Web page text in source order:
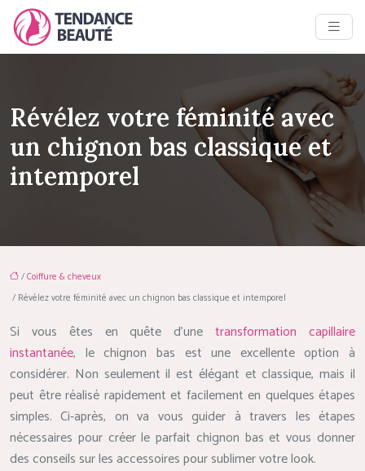
Révélez votre féminité avec
un chignon bas classique et
intemporel
/Coiffure & cheveux
/ Révélez votre féminité avec un chignon bas classique et intemporel
Si vous êtes en quête d’unetransformation capillaire
instantanée, le chignon bas est une excellente option à
considérer. Non seulement il est élégant et classique, mais il
peut être réalisé rapidement et facilement en quelques étapes
simples. Ci-après, on va vous guider à travers les étapes
nécessaires pour créer le parfait chignon bas et vous donner
des conseils sur les accessoires pour sublimer votre look.